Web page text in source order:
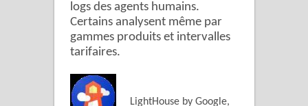
logs des agents humains.
Certains analysent même par
gammes produits et intervalles
tarifaires.
LightHouse by Google,